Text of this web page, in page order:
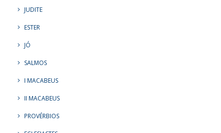
JUDITE
ESTER
JÓ
SALMOS
I MACABEUS
II MACABEUS
PROVÉRBIOS